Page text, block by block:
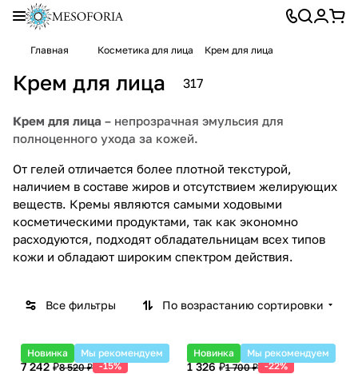
Главная Косметика для лица Крем для лица
Крем для лица 317
Крем для лица – непрозрачная эмульсия для
полноценного ухода за кожей.
От гелей отличается более плотной текстурой,
наличием в составе жиров и отсутствием желирующих
веществ. Кремы являются самыми ходовыми
косметическими продуктами, так как экономно
расходуются, подходят обладательницам всех типов
кожи и обладают широким спектром действия.
Все фильтры По возрастанию сортировки
Новинка Мы рекомендуем
7 242 ₽8 520 ₽ -15%
Новинка Мы рекомендуем
1 326 ₽1 700 ₽ -22%